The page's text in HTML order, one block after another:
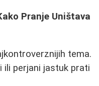
Pranje Uništava
tema.
ili perjani jastuk prati